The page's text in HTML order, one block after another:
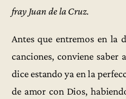
fray Juan de la Cruz.
Antes que entremos en la
canciones, conviene saber
dice estando ya en la
de amor con Dios,